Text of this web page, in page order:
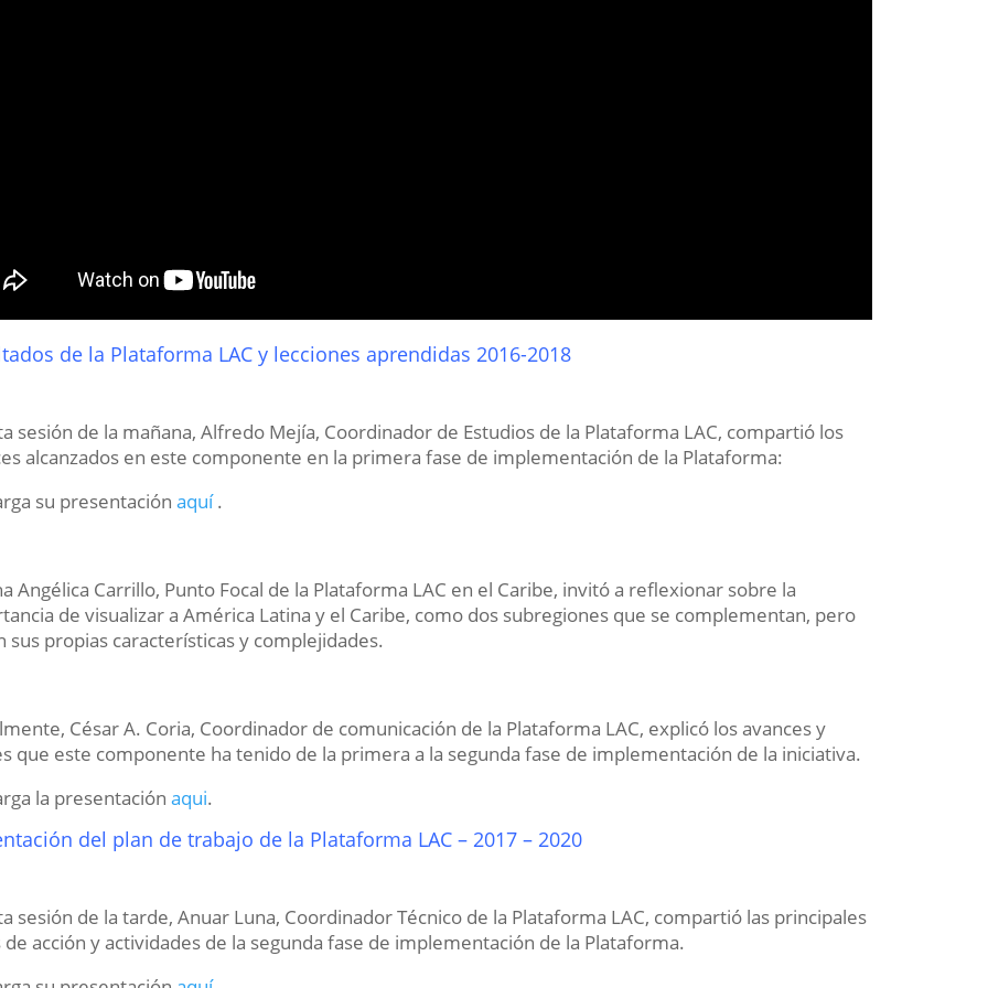
de la Plataforma LAC y lecciones aprendidas 2016-2018
sesión de la mañana, Alfredo Mejía, Coordinador de Estudios de la Plataforma LAC, compartió los
alcanzados en este componente en la primera fase de implementación de la Plataforma:
su presentaciónaquí.
Angélica Carrillo, Punto Focal de la Plataforma LAC en el Caribe, invitó a reflexionar sobre la
de visualizar a América Latina y el Caribe, como dos subregiones que se complementan, pero
sus propias características y complejidades.
César A. Coria, Coordinador de comunicación de la Plataforma LAC, explicó los avances y
que este componente ha tenido de la primera a la segunda fase de implementación de la iniciativa.
la presentaciónaqui.
del plan de trabajo de la Plataforma LAC – 2017 – 2020
sesión de la tarde, Anuar Luna, Coordinador Técnico de la Plataforma LAC, compartió las principales
de acción y actividades de la segunda fase de implementación de la Plataforma.